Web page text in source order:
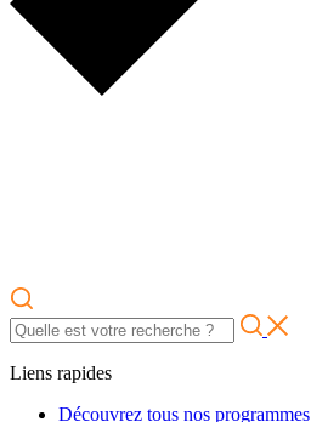
Liens rapides
Découvrez tous nos programmes